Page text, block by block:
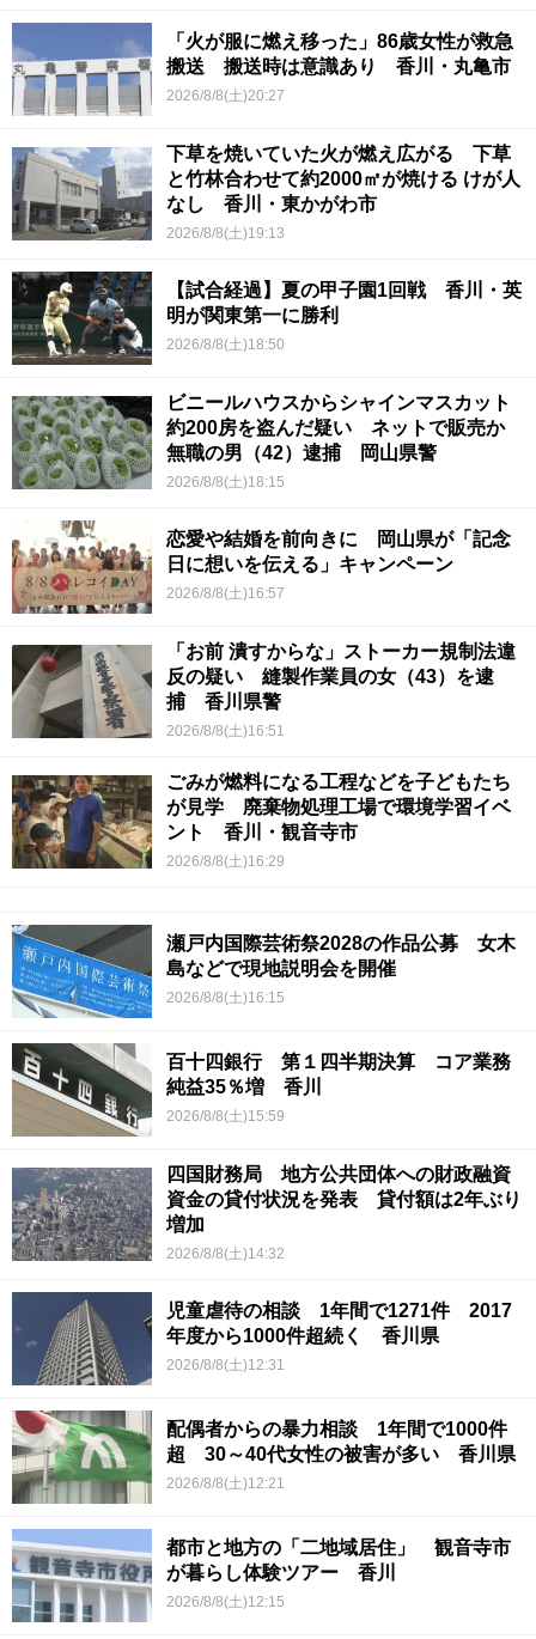
「火が服に燃え移った」86歳女性が救急
搬送 搬送時は意識あり 香川・丸亀市
2026/8/8(土)20:27
下草を焼いていた火が燃え広がる 下草
と竹林合わせて約2000㎡が焼ける けが人
なし 香川・東かがわ市
2026/8/8(土)19:13
【試合経過】夏の甲子園1回戦 香川・英
明が関東第一に勝利
2026/8/8(土)18:50
ビニールハウスからシャインマスカット
約200房を盗んだ疑い ネットで販売か
無職の男（42）逮捕 岡山県警
2026/8/8(土)18:15
恋愛や結婚を前向きに 岡山県が「記念
日に想いを伝える」キャンペーン
2026/8/8(土)16:57
「お前 潰すからな」ストーカー規制法違
反の疑い 縫製作業員の女（43）を逮
捕 香川県警
2026/8/8(土)16:51
ごみが燃料になる工程などを子どもたち
が見学 廃棄物処理工場で環境学習イベ
ント 香川・観音寺市
2026/8/8(土)16:29
瀬戸内国際芸術祭2028の作品公募 女木
島などで現地説明会を開催
2026/8/8(土)16:15
百十四銀行 第１四半期決算 コア業務
純益35％増 香川
2026/8/8(土)15:59
四国財務局 地方公共団体への財政融資
資金の貸付状況を発表 貸付額は2年ぶり
増加
2026/8/8(土)14:32
児童虐待の相談 1年間で1271件 2017
年度から1000件超続く 香川県
2026/8/8(土)12:31
配偶者からの暴力相談 1年間で1000件
超 30～40代女性の被害が多い 香川県
2026/8/8(土)12:21
都市と地方の「二地域居住」 観音寺市
が暮らし体験ツアー 香川
2026/8/8(土)12:15